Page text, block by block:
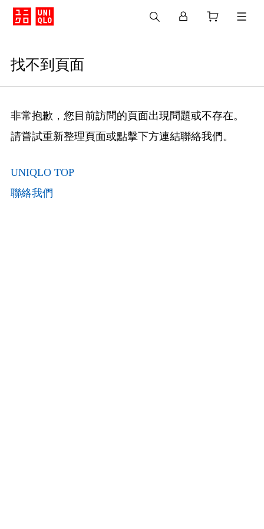
找不到頁面
非常抱歉，您目前訪問的頁面出現問題或不存在。
請嘗試重新整理頁面或點擊下方連結聯絡我們。
UNIQLO TOP
聯絡我們